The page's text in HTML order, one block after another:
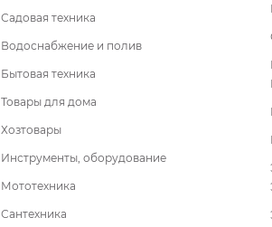
Садовая техника
Водоснабжение и полив
Бытовая техника
Товары для дома
Хозтовары
Инструменты, оборудование
Мототехника
Сантехника